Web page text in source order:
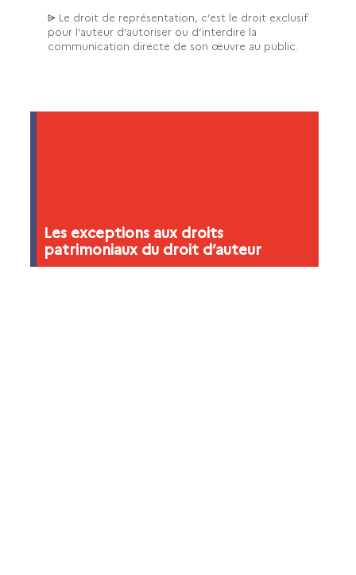
⩥ Le droit de représentation, c’est le droit exclusif
pour l’auteur d’autoriser ou d’interdire la
communication directe de son œuvre au public.
Les exceptions aux droits
patrimoniaux du droit d’auteur